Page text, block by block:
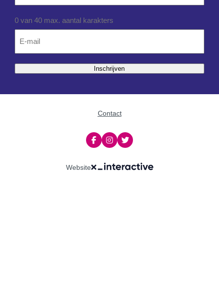
0 van 40 max. aantal karakters
Inschrijven
Contact
Website